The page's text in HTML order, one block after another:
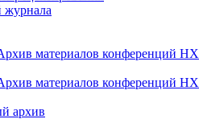
журнала
материалов конференций НХ
материалов конференций НХ
архив